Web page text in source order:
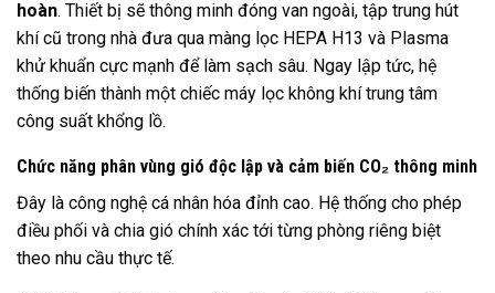
hoàn. Thiết bị sẽ thông minh đóng van ngoài, tập trung hút
khí cũ trong nhà đưa qua màng lọc HEPA H13 và Plasma
khử khuẩn cực mạnh để làm sạch sâu. Ngay lập tức, hệ
thống biến thành một chiếc máy lọc không khí trung tâm
công suất khổng lồ.
Chức năng phân vùng gió độc lập và cảm biến CO₂ thông minh
Đây là công nghệ cá nhân hóa đỉnh cao. Hệ thống cho phép
điều phối và chia gió chính xác tới từng phòng riêng biệt
theo nhu cầu thực tế.